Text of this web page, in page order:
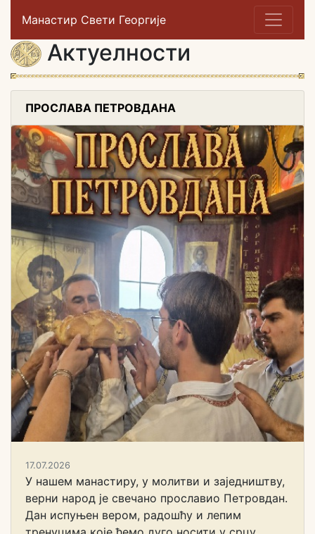
Манастир Свети Георгије
Актуелности
ПРОСЛАВА ПЕТРОВДАНА
17.07.2026
У нашем манастиру, у молитви и заједништву,
верни народ је свечано прославио Петровдан.
Дан испуњен вером, радошћу и лепим